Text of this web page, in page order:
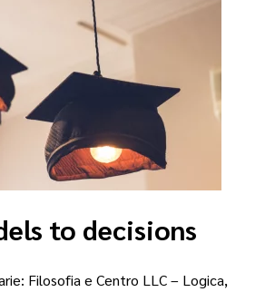
to decisions
Filosofia e Centro LLC – Logica,